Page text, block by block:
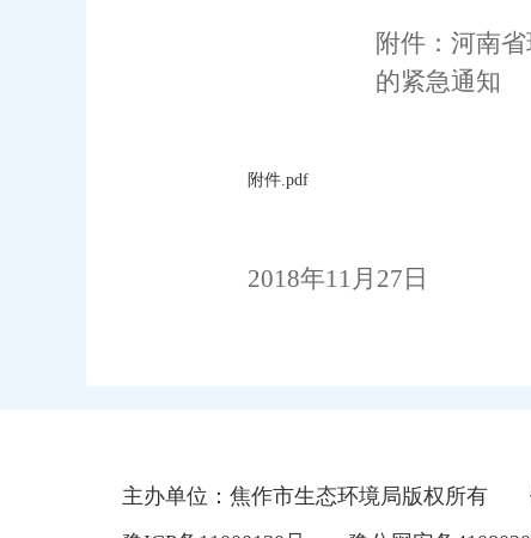
附件：河南
的紧急通知
附件.pdf
2018年11 月 27 日
主办单位：焦作市生态环境局版权所有